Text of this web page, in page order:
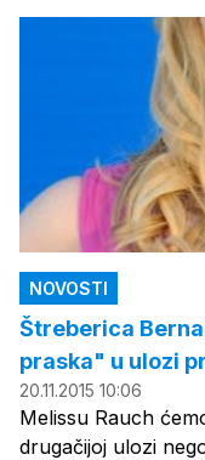
NOVOSTI
Štreberica
praska" u ulozi
20.11.2015 10:06
Melissu Rauch
drugačijoj ulozi